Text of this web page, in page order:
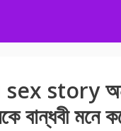
story
বান্ধবী মনে